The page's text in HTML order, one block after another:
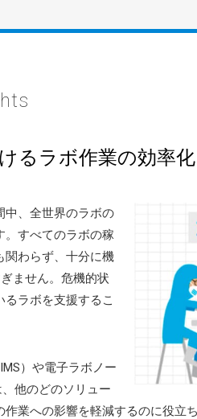
るラボ作業の効率化
中、全世界のラボの
。すべてのラボの稼
関わらず、十分に機
ません。危機的状
ラボを支援するこ
）や電子ラボノー
、他のどのソリュー
作業への影響を軽減するのに役立